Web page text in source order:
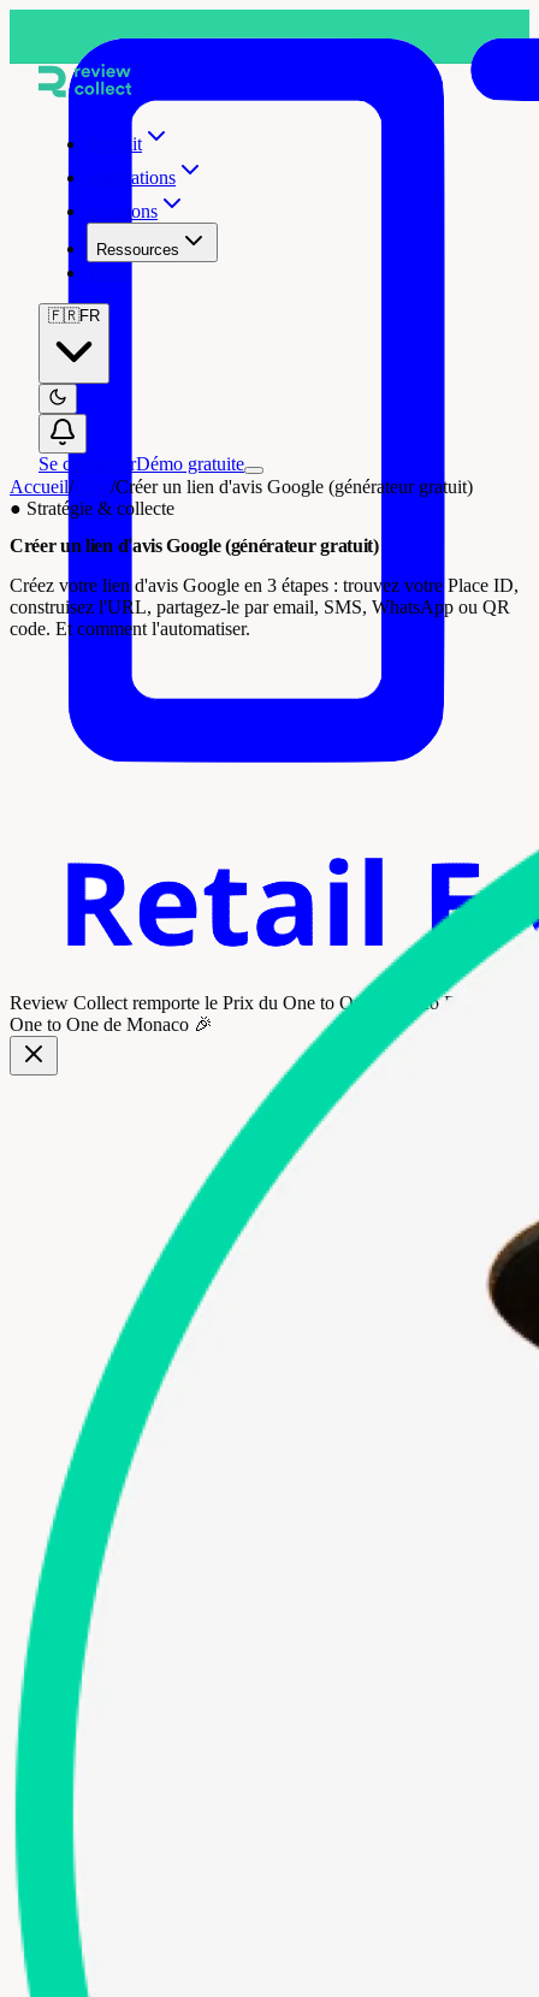
Review Collect remporte le Prix du One to One Monaco Retail
One to One de Monaco 🎉
Produit
Intégrations
Solutions
Ressources
🇫🇷FR
Se connecterDémo gratuite
Accueil/Blog /Créer un lien d'avis Google (générateur gratuit)
● Stratégie & collecte
Créer un lien d'avis Google (générateur gratuit)
Créez votre lien d'avis Google en 3 étapes : trouvez votre Place ID,
construisez l'URL, partagez-le par email, SMS, WhatsApp ou QR
code. Et comment l'automatiser.